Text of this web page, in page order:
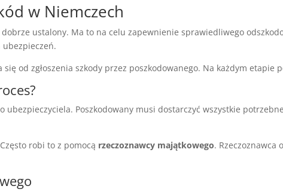
w Niemczech
ustalony. Ma to na celu zapewnienie sprawiedliwego
ubezpieczeń.
się od zgłoszenia szkody przez poszkodowanego. Na każdym etapie
ubezpieczyciela. Poszkodowany musi dostarczyć wszystkie
robi to z pomocą rzeczoznawcy majątkowego. Rzeczoznawca